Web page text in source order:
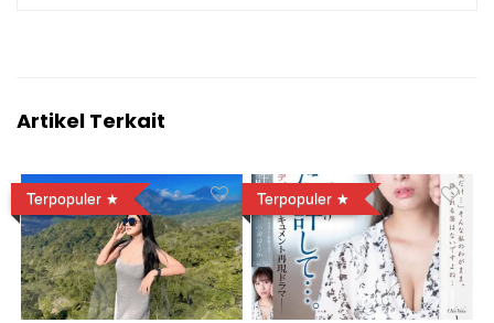
Artikel Terkait
Terpopuler Terpopuler